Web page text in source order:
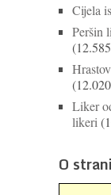
Cijela
Peršin
Liker
likeri
O